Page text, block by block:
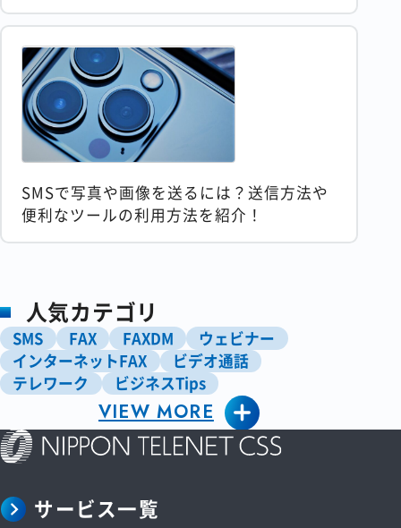
SMSで写真や画像を送るには？送信方法や
便利なツールの利用方法を紹介！
人気カテゴリ
SMS FAX FAXDM
ウェビナー
インターネットFAX
ビデオ通話
テレワーク
ビジネスTips
VIEW MORE
ペーパーレス化 マーケティング
営業
業務効率化
サービス一覧